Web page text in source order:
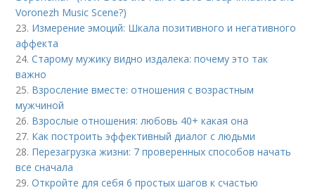
Voronezh Music Scene?)
23. Измерение эмоций: Шкала позитивного и негативного
аффекта
24.Старому мужику видно издалека: почему это так
важно
25. Взросление вместе: отношения с возрастным
мужчиной
26. Взрослые отношения: любовь 40+ какая она
27. Как построить эффективный диалог с людьми
28. Перезагрузка жизни: 7 проверенных способов начать
все сначала
29.Откройте для себя 6 простых шагов к счастью